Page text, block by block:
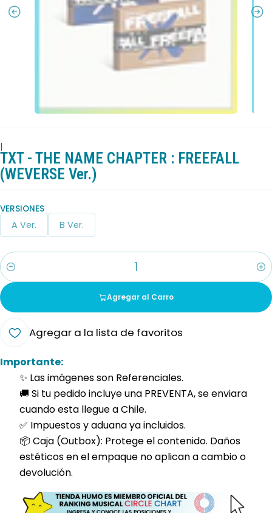
|
TXT - THE NAME CHAPTER : FREEFALL
(WEVERSE Ver.)
VERSIONES
A Ver. B Ver.
Cantidad
Agregar al Carro
Agregar a la lista de favoritos
Importante:
✨ Las imágenes son Referenciales.
🚚 Si tu pedido incluye una PREVENTA, se enviara
cuando esta llegue a Chile.
✅ Impuestos y aduana ya incluidos.
📦 Caja (Outbox): Protege el contenido. Daños
estéticos en el empaque no aplican a cambio o
devolución.